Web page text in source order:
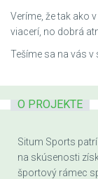
Veríme, že tak ako
viacerí, no dobrá
Tešíme sa na vás v
O PROJEKTE
Situm Sports
na skúsenosti
športový rámec